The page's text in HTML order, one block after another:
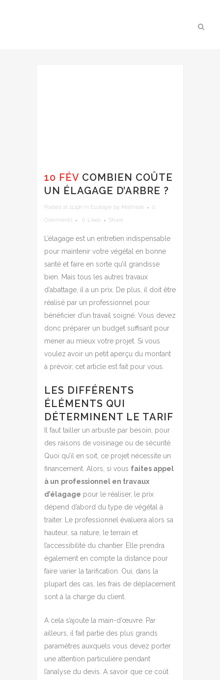
10 FÉV COMBIEN COÛTE
UN ÉLAGAGE D’ARBRE ?
Posted at 11:19h in Ecologie by Mathilde
0
Comments
0 Likes Share
L’élagage est un entretien indispensable
pour maintenir votre végétal en bonne
santé et faire en sorte qu’il grandisse
bien. Mais tous les autres travaux
d’abattage, il a un prix. De plus, il doit être
réalisé par un professionnel pour
bénéficier d’un travail soigné. Vous devez
donc préparer un budget suffisant pour
mener au mieux votre projet. Si vous
voulez avoir un petit aperçu du montant
à prévoir, cet article est fait pour vous.
LES DIFFÉRENTS
ÉLÉMENTS QUI
DÉTERMINENT LE TARIF
Il faut tailler un arbuste par besoin, pour
des raisons de voisinage ou de sécurité.
Quoi qu’il en soit, ce projet nécessite un
financement. Alors, si vous faites appel
à un professionnel en travaux
d’élagage pour le réaliser, le prix
dépend d’abord du type de végétal à
traiter. Le professionnel évaluera alors sa
hauteur, sa nature, le terrain et
l’accessibilité du chantier. Elle prendra
également en compte la distance pour
faire varier la tarification. Oui, dans la
plupart des cas, les frais de déplacement
sont à la charge du client.
A cela s’ajoute la main-d’œuvre. Par
ailleurs, il fait partie des plus grands
paramètres auxquels vous devez porter
une attention particulière pendant
l’analyse du devis. A savoir que ce coût